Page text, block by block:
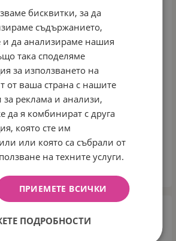
АКСЕСОАРИ 2 БР - 18СМ И 14СМ
SLEEPY SHEEP
Арт.№: 31108060069
€ / 33.23 лв.
бисквитки, за да
съдържанието,
и да анализираме нашия
така споделяме
за използването на
от ваша страна с нашите
за реклама и анализи,
да я комбинират с друга
която сте им
или която са събрали от
на техните услуги.
ПРИЕМЕТЕ ВСИЧКИ
ПОДРОБНОСТИ